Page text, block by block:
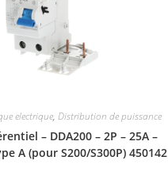
electrique,Distribution de puissance
– DDA200 – 2P – 25A –
A (pour S200/S300P) 450142